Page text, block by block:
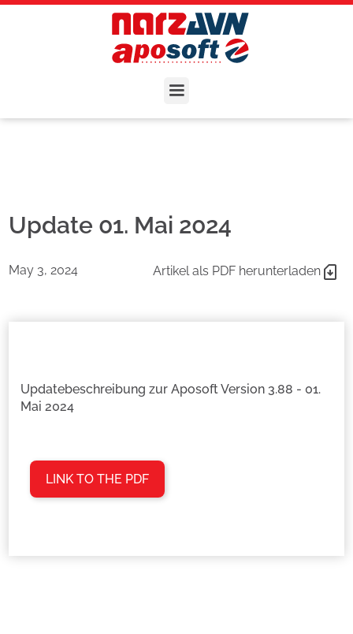
Update 01. Mai 2024
May 3, 2024 Artikel als PDF herunterladen
Updatebeschreibung zur Aposoft Version 3.88 - 01.
Mai 2024
LINK TO THE PDF